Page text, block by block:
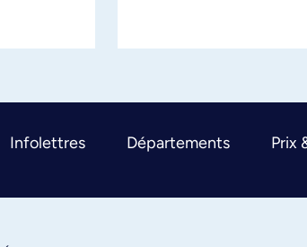
Infolettres Départements Prix